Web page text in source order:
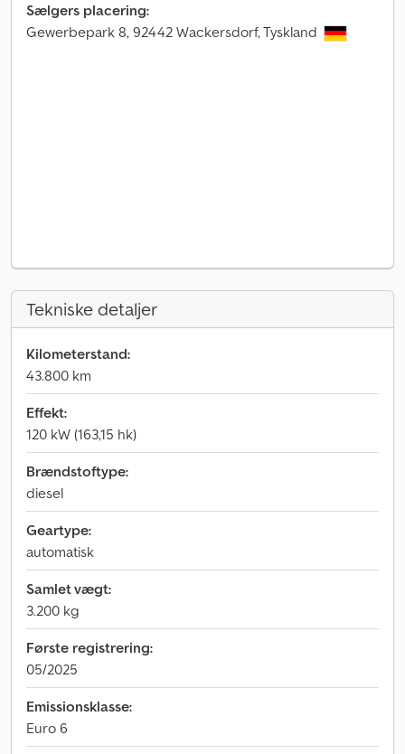
Sælgers placering:
Gewerbepark 8, 92442 Wackersdorf, Tyskland
Tekniske detaljer
Kilometerstand:
43.800 km
Effekt:
120 kW (163,15 hk)
Brændstoftype:
diesel
Geartype:
automatisk
Samlet vægt:
3.200 kg
Første registrering:
05/2025
Emissionsklasse:
Euro 6